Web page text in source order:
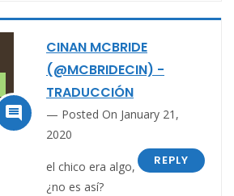

CINAN MCBRIDE
(@MCBRIDECIN) -
TRADUCCIÓN
Posted On January 21,
2020
REPLY
el chico era algo,
¿no es así?